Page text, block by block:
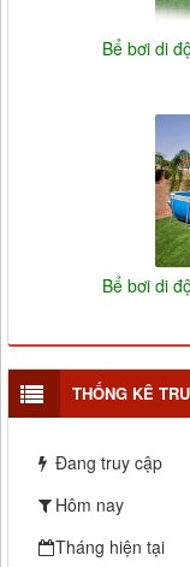
Bể bơi di
Bể bơi di
THỐNG KÊ
Đang truy cập
Hôm nay
Tháng hiện tại